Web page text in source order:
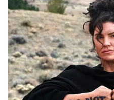
গণেশ বলেছেন, সব কাজ
পারবেন। আজ ধৈর্য
সমস্যা দেখা দিতে
কাটাবেন।